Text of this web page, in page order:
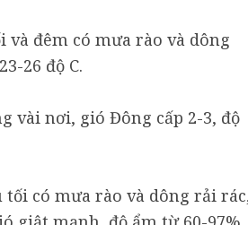
đêm có mưa rào và dông
26 độ C.
vài nơi, gió Đông cấp 2-3, độ
có mưa rào và dông rải